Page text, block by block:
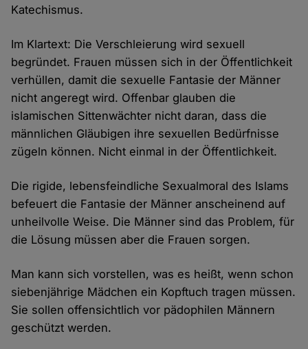
Katechismus.
Im Klartext: Die Verschleierung wird sexuell
begründet. Frauen müssen sich in der Öffentlichkeit
verhüllen, damit die sexuelle Fantasie der Männer
nicht angeregt wird. Offenbar glauben die
islamischen Sittenwächter nicht daran, dass die
männlichen Gläubigen ihre sexuellen Bedürfnisse
zügeln können. Nicht einmal in der Öffentlichkeit.
Die rigide, lebensfeindliche Sexualmoral des Islams
befeuert die Fantasie der Männer anscheinend auf
unheilvolle Weise. Die Männer sind das Problem, für
die Lösung müssen aber die Frauen sorgen.
Man kann sich vorstellen, was es heißt, wenn schon
siebenjährige Mädchen ein Kopftuch tragen müssen.
Sie sollen offensichtlich vor pädophilen Männern
geschützt werden.